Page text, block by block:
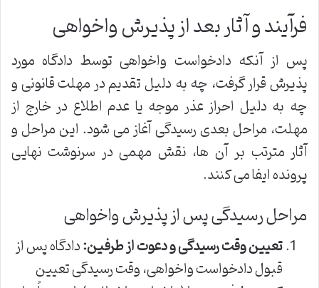
فرآیند و آثار بعد از پذیرش واخواهی
پس از آنکه دادخواست واخواهی توسط دادگاه مورد
پذیرش قرار گرفت، چه به دلیل تقدیم در مهلت قانونی و
چه به دلیل احراز عذر موجه یا عدم اطلاع در خارج از
مهلت، مراحل بعدی رسیدگی آغاز می شود. این مراحل و
آثار مترتب بر آن ها، نقش مهمی در سرنوشت نهایی
پرونده ایفا می کنند.
مراحل رسیدگی پس از پذیرش واخواهی
تعیین وقت رسیدگی و دعوت از طرفین:دادگاه پس از
قبول دادخواست واخواهی، وقت رسیدگی تعیین